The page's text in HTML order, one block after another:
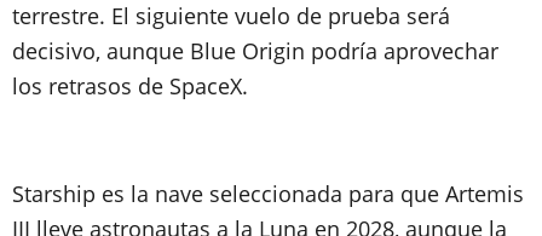
terrestre. El siguiente vuelo de prueba será
decisivo, aunque Blue Origin podría aprovechar
los retrasos de SpaceX.
Starship es la nave seleccionada para que Artemis
III lleve astronautas a la Luna en 2028, aunque la